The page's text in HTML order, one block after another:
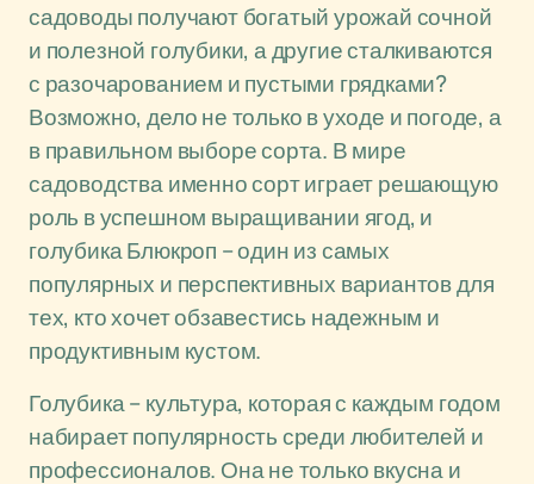
садоводы получают богатый урожай сочной
и полезной голубики, а другие сталкиваются
с разочарованием и пустыми грядками?
Возможно, дело не только в уходе и погоде, а
в правильном выборе сорта. В мире
садоводства именно сорт играет решающую
роль в успешном выращивании ягод, и
голубика Блюкроп – один из самых
популярных и перспективных вариантов для
тех, кто хочет обзавестись надежным и
продуктивным кустом.
Голубика – культура, которая с каждым годом
набирает популярность среди любителей и
профессионалов. Она не только вкусна и